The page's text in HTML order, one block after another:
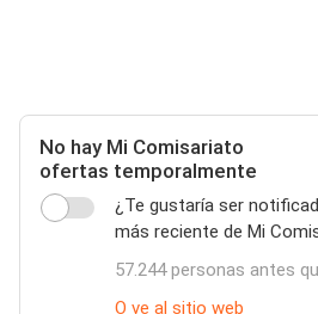
No hay Mi Comisariato
ofertas temporalmente
¿Te gustaría ser
más reciente de Mi
57.244 personas antes
O ve al sitio web